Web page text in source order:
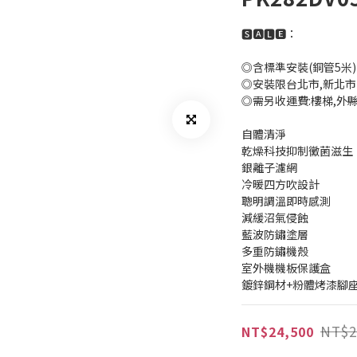
🆂🅰🅻🅴：
◎含標準安裝(銅管5米)
◎安裝限台北市,新北市
◎需另收運費:樓梯,外
自體清淨
乾燥科技抑制黴菌滋生
銀離子濾網
冷暖四方吹設計
聰明調溫即時感測
減緩沼氣侵蝕
藍波防鏽塗層
多重防鏽機殼
室外機機板保護盒
鍍鋅鋼材+粉體烤漆腳
NT$24,500